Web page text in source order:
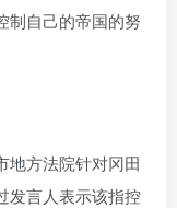
制自己的帝国的努
地方法院针对冈田
发言人表示该指控